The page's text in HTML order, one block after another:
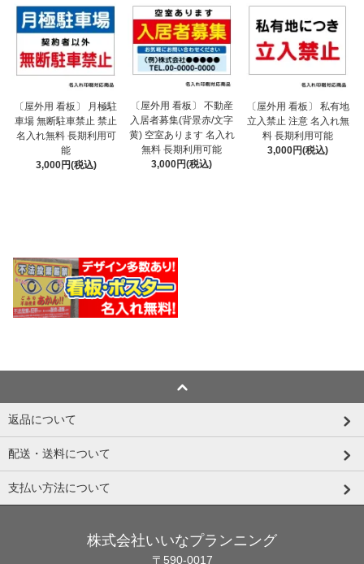
〔屋外用 看板〕 月極駐
車場 無断駐車禁止 禁止
名入れ無料 長期利用可
能
3,000円(税込)
〔屋外用 看板〕 不動産
入居者募集(背景赤/文字
黄) 空室あります 名入れ
無料 長期利用可能
3,000円(税込)
〔屋外用 看板〕 私有地
立入禁止 注意 名入れ無
料 長期利用可能
3,000円(税込)
返品について
配送・送料について
支払い方法について
株式会社いいなプランニング
〒590-0017